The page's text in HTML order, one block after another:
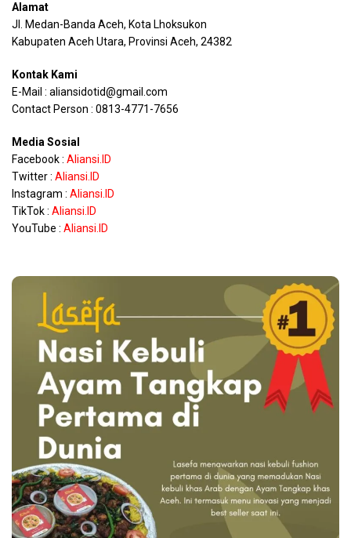
Alamat
Jl. Medan-Banda Aceh, Kota Lhoksukon
Kabupaten Aceh Utara, Provinsi Aceh, 24382
Kontak Kami
E-Mail : aliansidotid@gmail.com
Contact Person : 0813-4771-7656
Media Sosial
Facebook : Aliansi.ID
Twitter : Aliansi.ID
Instagram : Aliansi.ID
TikTok : Aliansi.ID
YouTube : Aliansi.ID